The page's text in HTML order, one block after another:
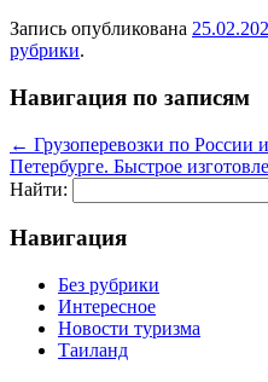
Запись опубликована
рубрики.
Навигация по записям
← Грузоперевозки по России
Петербурге. Быстрое
Найти:
Навигация
Без рубрики
Интересное
Новости туризма
Таиланд